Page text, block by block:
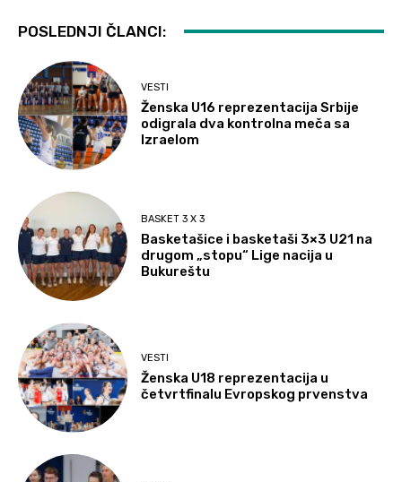
POSLEDNJI ČLANCI:
VESTI
Ženska U16 reprezentacija Srbije
odigrala dva kontrolna meča sa
Izraelom
BASKET 3 X 3
Basketašice i basketaši 3×3 U21 na
drugom „stopu“ Lige nacija u
Bukureštu
VESTI
Ženska U18 reprezentacija u
četvrtfinalu Evropskog prvenstva